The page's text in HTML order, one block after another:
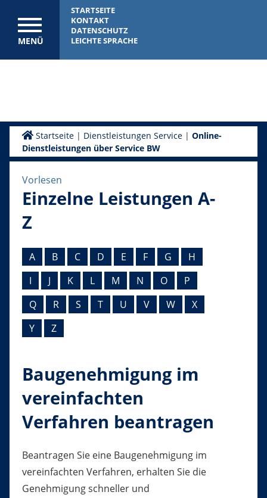
MENÜ
STARTSEITE
KONTAKT
DATENSCHUTZ
LEICHTE SPRACHE
Startseite| Dienstleistungen Service| Online-
Dienstleistungen über Service BW
Vorlesen
Einzelne Leistungen A-
Z
A B C D E F G
H
I
J K L M N O
P
Q
R S T U V W
X
Y
Z
Baugenehmigung im
vereinfachten
Verfahren beantragen
Beantragen Sie eine Baugenehmigung im
vereinfachten Verfahren, erhalten Sie die
Genehmigung schneller und